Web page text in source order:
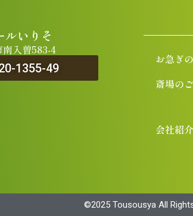
ルいりそ
入曽583-4
1355-49
お急ぎ
斎場の
会社紹介
©︎2025 Tousousya All